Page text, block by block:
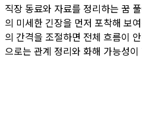
직장 동료와 자료를 정리하는 꿈
의 미세한 긴장을 먼저 포착해 보
의 간격을 조절하면 전체 흐름이
으로는 관계 정리와 화해 가능성